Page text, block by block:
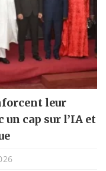
leur
cap sur l’IA et